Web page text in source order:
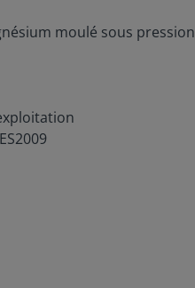
moulé sous pression